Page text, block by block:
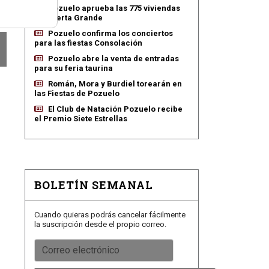
Pozuelo aprueba las 775 viviendas
de Huerta Grande
Pozuelo confirma los conciertos
para las fiestas Consolación
Pozuelo abre la venta de entradas
para su feria taurina
Román, Mora y Burdiel torearán en
las Fiestas de Pozuelo
El Club de Natación Pozuelo recibe
el Premio Siete Estrellas
BOLETÍN SEMANAL
Cuando quieras podrás cancelar fácilmente
la suscripción desde el propio correo.